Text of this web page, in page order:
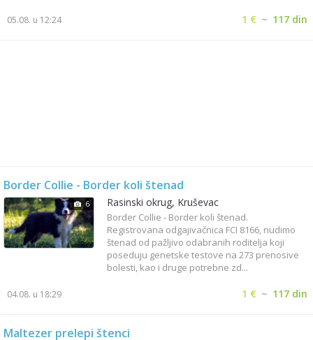
1 € ~ 117 din
05.08. u 12:24
Border Collie - Border koli štenad
6 Rasinski okrug, Kruševac
Border Collie - Border koli štenad.
Registrovana odgajivačnica FCI 8166, nudimo
štenad od pažljivo odabranih roditelja koji
poseduju genetske testove na 273 prenosive
bolesti, kao i druge potrebne zd...
1 € ~ 117 din
04.08. u 18:29
Maltezer prelepi štenci